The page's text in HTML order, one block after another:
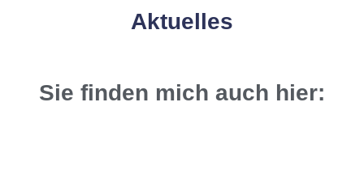
Aktuelles
Sie finden mich auch hier: